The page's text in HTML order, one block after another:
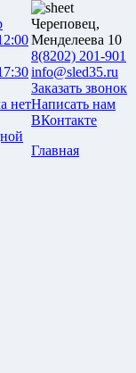
нет
Череповец,
Менделеева 10
8(8202) 201-901
info@sled35.ru
Заказать звонок
Написать нам
ВКонтакте
Главная